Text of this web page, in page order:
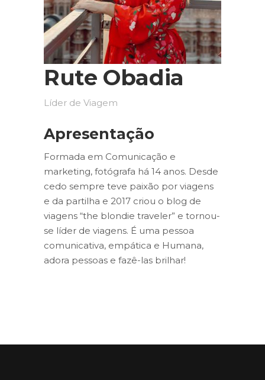
Rute Obadia
Líder de Viagem
Apresentação
Formada em Comunicação e
marketing, fotógrafa há 14 anos. Desde
cedo sempre teve paixão por viagens
e da partilha e 2017 criou o blog de
viagens “the blondie traveler” e tornou-
se líder de viagens. É uma pessoa
comunicativa, empática e Humana,
adora pessoas e fazê-las brilhar!